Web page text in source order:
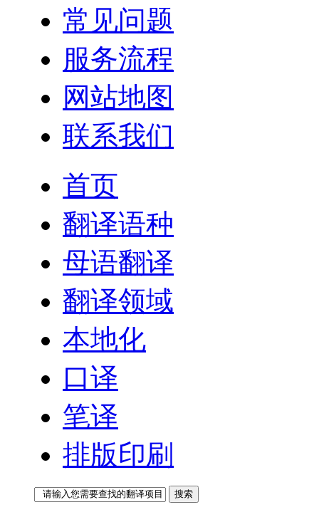
常见问题
服务流程
网站地图
联系我们
首页
翻译语种
母语翻译
翻译领域
本地化
口译
笔译
排版印刷